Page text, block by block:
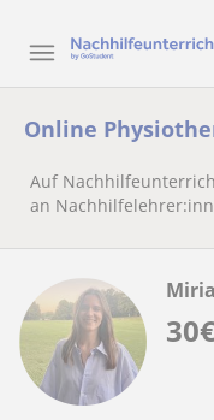
Online
Auf
an
30